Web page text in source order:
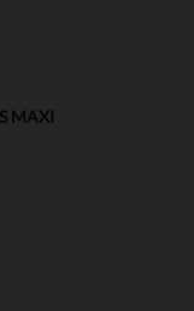
MAXI